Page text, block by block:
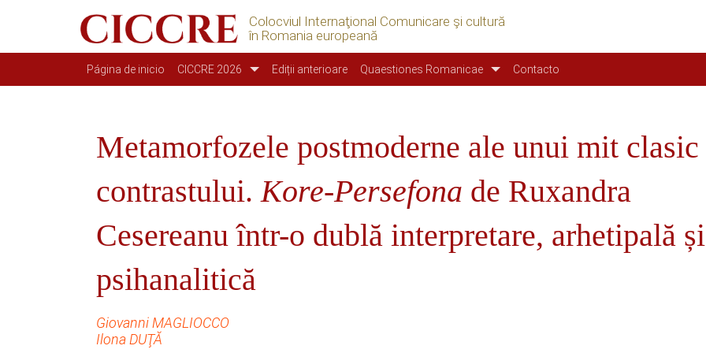
Colocviul Internaţional Comunicare şi cultură
în Romania europeană
Navegación principal
Página de inicio CICCRE 2026 Ediții anterioare Quaestiones Romanicae Contacto
Metamorfozele postmoderne ale unui mit
contrastului.Kore-Persefona de Ruxandra
Cesereanu într-o dublă interpretare, arhetipală și
psihanalitică
Giovanni MAGLIOCCO
Ilona DUŢĂ